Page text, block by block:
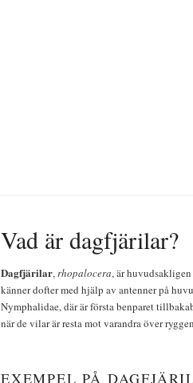
Vad är dagfjärilar?
Dagfjärilar,rhopalocera, är
känner dofter med hjälp av antenner på
Nymphalidae, där är första benparet
när de vilar är resta mot varandra över
EXEMPEL PÅ